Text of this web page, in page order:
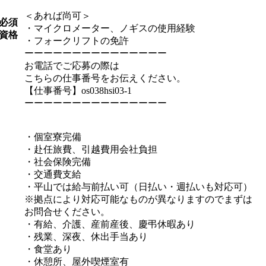
必須
資格
＜あれば尚可＞
・マイクロメーター、ノギスの使用経験
・フォークリフトの免許
ーーーーーーーーーーーーーーー
お電話でご応募の際は
こちらの仕事番号をお伝えください。
【仕事番号】os038hsi03-1
ーーーーーーーーーーーーーーー
・個室寮完備
・赴任旅費、引越費用会社負担
・社会保険完備
・交通費支給
・平山では給与前払い可（日払い・週払いも対応可）
※拠点により対応可能なものが異なりますのでまずは
お問合せください。
・有給、介護、産前産後、慶弔休暇あり
・残業、深夜、休出手当あり
・食堂あり
・休憩所、屋外喫煙室有